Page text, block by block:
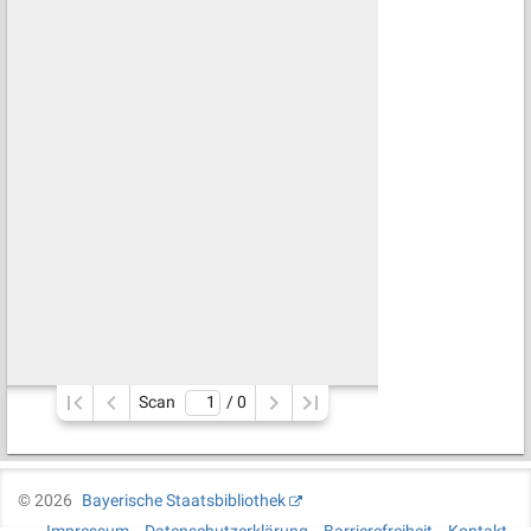
Scan / 0
©2026
Bayerische Staatsbibliothek